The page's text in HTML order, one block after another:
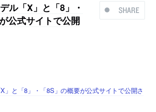
SHARE
ル「X」と「8」・
公式サイトで公開
」と「8」・「8S」の概要が公式サイトで公開さ